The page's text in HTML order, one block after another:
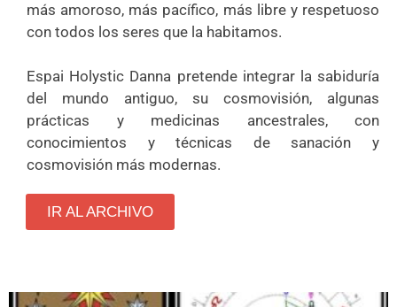
más amoroso, más pacífico, más libre y respetuoso
con todos los seres que la habitamos.
Espai Holystic Danna pretende integrar la sabiduría
del mundo antiguo, su cosmovisión, algunas
prácticas y medicinas ancestrales, con
conocimientos y técnicas de sanación y
cosmovisión más modernas.
IR AL ARCHIVO